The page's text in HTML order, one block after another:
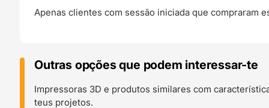
Apenas clientes com sessão iniciada que compraram
Outras opções que podem interessar-te
Impressoras 3D e produtos similares com
teus projetos.